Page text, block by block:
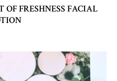
OF FRESHNESS FACIAL